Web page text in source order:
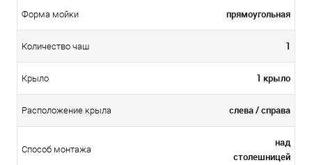
Форма мойки прямоугольная
Количество чаш 1
Крыло 1 крыло
Расположение крыла слева / справа
Способ монтажа
над
столешницей